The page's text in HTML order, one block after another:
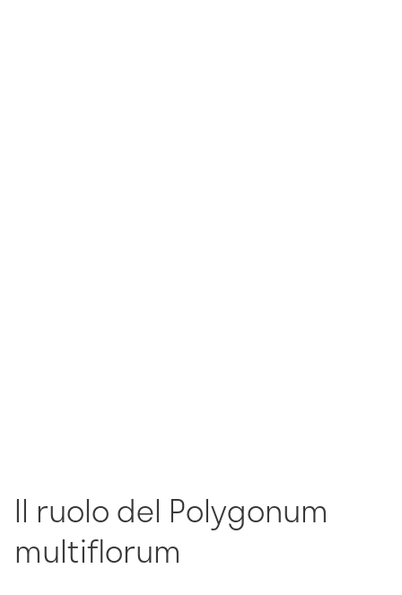
Il ruolo del Polygonum
multiflorum